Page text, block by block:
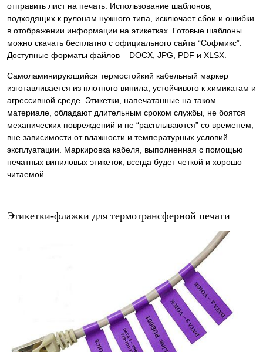
отправить лист на печать. Использование шаблонов,
подходящих к рулонам нужного типа, исключает сбои и ошибки
в отображении информации на этикетках. Готовые шаблоны
можно скачать бесплатно с официального сайта “Софмикс”.
Доступные форматы файлов – DOCX, JPG, PDF и XLSX.
Самоламинирующийся термостойкий кабельный маркер
изготавливается из плотного винила, устойчивого к химикатам и
агрессивной среде. Этикетки, напечатанные на таком
материале, обладают длительным сроком службы, не боятся
механических повреждений и не “расплываются” со временем,
вне зависимости от влажности и температурных условий
эксплуатации. Маркировка кабеля, выполненная с помощью
печатных виниловых этикеток, всегда будет четкой и хорошо
читаемой.
Этикетки-флажки для термотрансферной печати